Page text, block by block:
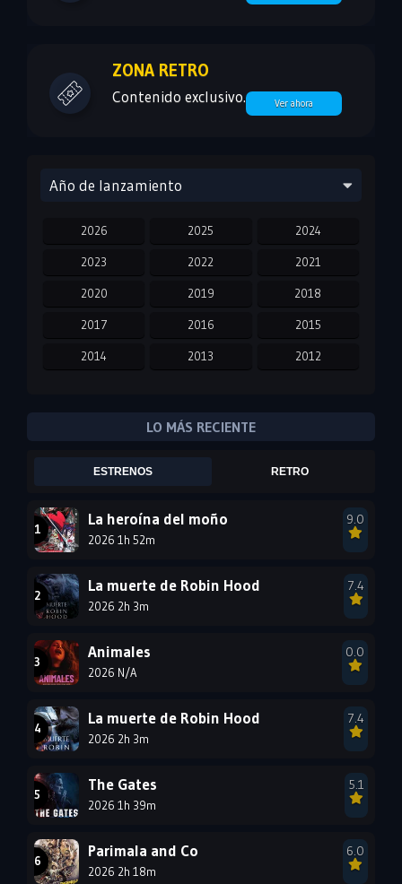
ZONA RETRO
Contenido exclusivo. Ver ahora
Año de lanzamiento
2026 2025 2024
2023 2022 2021
2020 2019 2018
2017 2016 2015
2014 2013 2012
2007
1999 1998
1996
1990
1984
1978
LO MÁS RECIENTE
ESTRENOS RETRO
La heroína del moño
2026 1h 52m
9.0
La muerte de Robin Hood
2026 2h 3m
7.4
Animales
2026 N/A
0.0
La muerte de Robin Hood
2026 2h 3m
7.4
The Gates
2026 1h 39m
5.1
Parimala and Co
2026 2h 18m
6.0